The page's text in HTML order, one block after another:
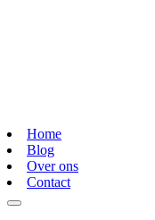
Home
Blog
Over ons
Contact